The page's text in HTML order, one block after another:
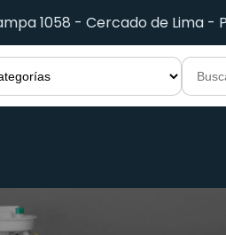
1058 - Cercado de Lima -